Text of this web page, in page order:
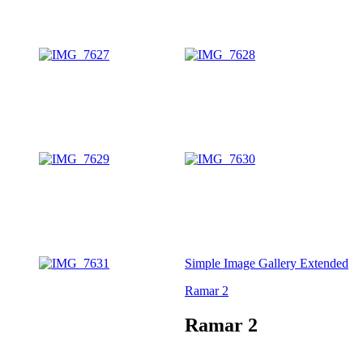
Simple Image Gallery Extended
Ramar 2
Ramar 2